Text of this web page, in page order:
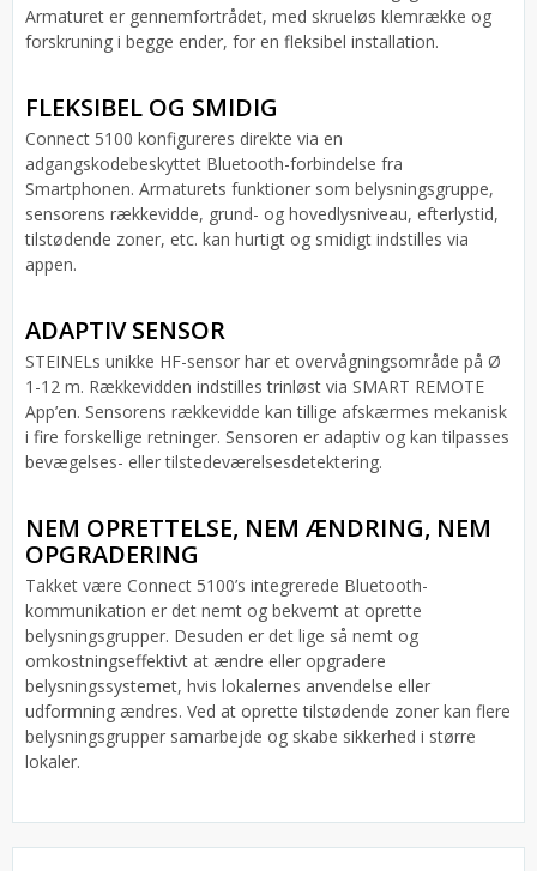
Armaturet er gennemfortrådet, med skrueløs klemrække og
forskruning i begge ender, for en fleksibel installation.
FLEKSIBEL OG SMIDIG
Connect 5100 konfigureres direkte via en
adgangskodebeskyttet Bluetooth-forbindelse fra
Smartphonen. Armaturets funktioner som belysningsgruppe,
sensorens rækkevidde, grund- og hovedlysniveau, efterlystid,
tilstødende zoner, etc. kan hurtigt og smidigt indstilles via
appen.
ADAPTIV SENSOR
STEINELs unikke HF-sensor har et overvågningsområde på Ø
1-12 m. Rækkevidden indstilles trinløst via SMART REMOTE
App’en. Sensorens rækkevidde kan tillige afskærmes mekanisk
i fire forskellige retninger. Sensoren er adaptiv og kan tilpasses
bevægelses- eller tilstedeværelsesdetektering.
NEM OPRETTELSE, NEM ÆNDRING, NEM
OPGRADERING
Takket være Connect 5100’s integrerede Bluetooth-
kommunikation er det nemt og bekvemt at oprette
belysningsgrupper. Desuden er det lige så nemt og
omkostningseffektivt at ændre eller opgradere
belysningssystemet, hvis lokalernes anvendelse eller
udformning ændres. Ved at oprette tilstødende zoner kan flere
belysningsgrupper samarbejde og skabe sikkerhed i større
lokaler.